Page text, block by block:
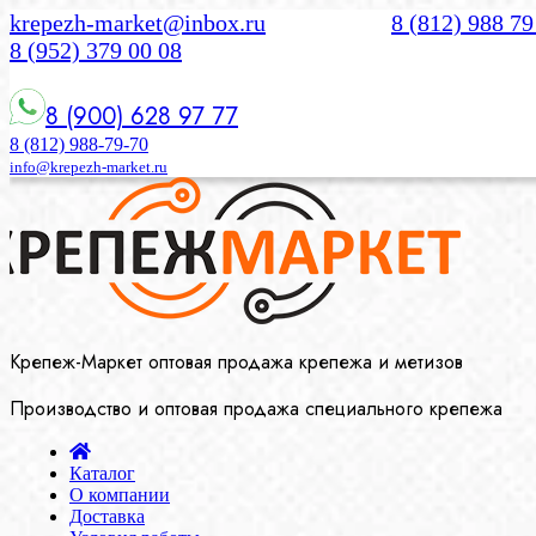
krepezh-market@inbox.ru
8 (812) 988
8 (952) 379 00 08
8 (900) 628 97 77
8 (812) 988-79-70
info@krepezh-market.ru
Крепеж-Маркет оптовая продажа крепежа и метизов
Производство и оптовая продажа специального крепежа
Каталог
О компании
Доставка